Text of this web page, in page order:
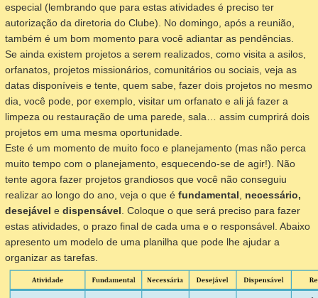
especial (lembrando que para estas atividades é preciso ter
autorização da diretoria do Clube). No domingo, após a reunião,
também é um bom momento para você adiantar as pendências.
Se ainda existem projetos a serem realizados, como visita a asilos,
orfanatos, projetos missionários, comunitários ou sociais, veja as
datas disponíveis e tente, quem sabe, fazer dois projetos no mesmo
dia, você pode, por exemplo, visitar um orfanato e ali já fazer a
limpeza ou restauração de uma parede, sala… assim cumprirá dois
projetos em uma mesma oportunidade.
Este é um momento de muito foco e planejamento (mas não perca
muito tempo com o planejamento, esquecendo-se de agir!). Não
tente agora fazer projetos grandiosos que você não conseguiu
realizar ao longo do ano, veja o que é fundamental
necessário,
desejável e dispensável . Coloque o que será preciso para fazer
estas atividades, o prazo final de cada uma e o responsável. Abaixo
apresento um modelo de uma planilha que pode lhe ajudar a
organizar as tarefas.